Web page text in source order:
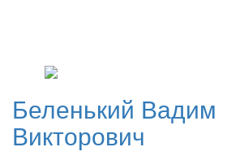
Беленький Вадим
Викторович